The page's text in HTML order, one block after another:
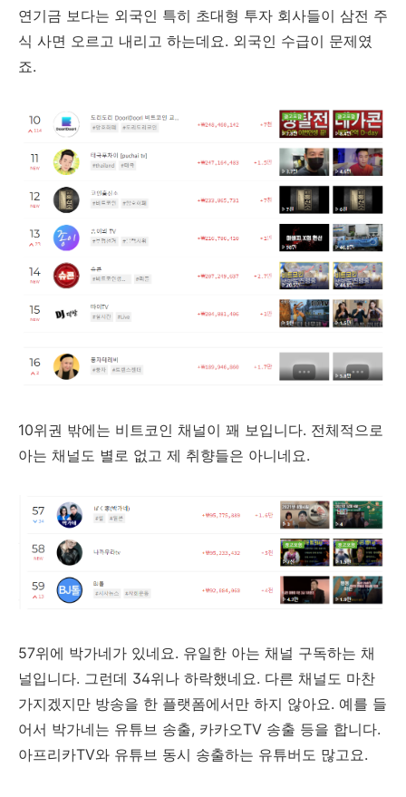
연기금 보다는 외국인 특히 초대형 투자 회사들이 삼전 주
식 사면 오르고 내리고 하는데요. 외국인 수급이 문제였
죠.
10위권 밖에는 비트코인 채널이 꽤 보입니다. 전체적으로
아는 채널도 별로 없고 제 취향들은 아니네요.
57위에 박가네가 있네요. 유일한 아는 채널 구독하는 채
널입니다. 그런데 34위나 하락했네요. 다른 채널도 마찬
가지겠지만 방송을 한 플랫폼에서만 하지 않아요. 예를 들
어서 박가네는 유튜브 송출, 카카오TV 송출 등을 합니다.
아프리카TV와 유튜브 동시 송출하는 유튜버도 많고요.